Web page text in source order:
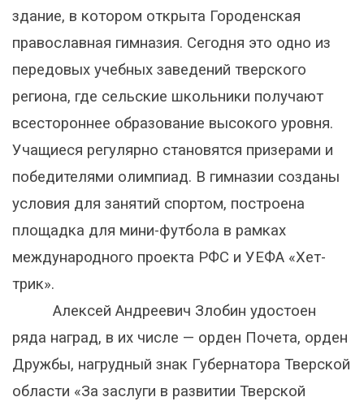
здание, в котором открыта Городенская
православная гимназия. Сегодня это одно из
передовых учебных заведений тверского
региона, где сельские школьники получают
всестороннее образование высокого уровня.
Учащиеся регулярно становятся призерами и
победителями олимпиад. В гимназии созданы
условия для занятий спортом, построена
площадка для мини-футбола в рамках
международного проекта РФС и УЕФА «Хет-
трик».
Алексей Андреевич Злобин удостоен
ряда наград, в их числе — орден Почета, орден
Дружбы, нагрудный знак Губернатора Тверской
области «За заслуги в развитии Тверской